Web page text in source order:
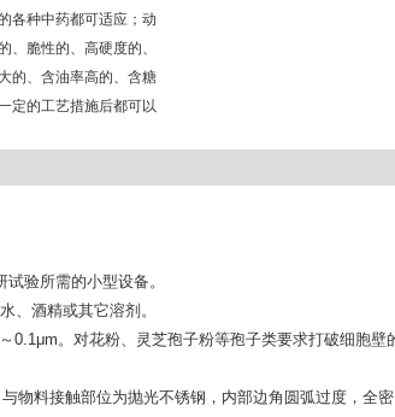
各种中药都可适应；动
、脆性的、高硬度的、
的、含油率高的、含糖
定的工艺措施后都可以
验所需的小型设备。
、酒精或其它溶剂。
0.1μm。对花粉、灵芝孢子粉等孢子类要求打破细胞壁
物料接触部位为抛光不锈钢，内部边角圆弧过度，全密